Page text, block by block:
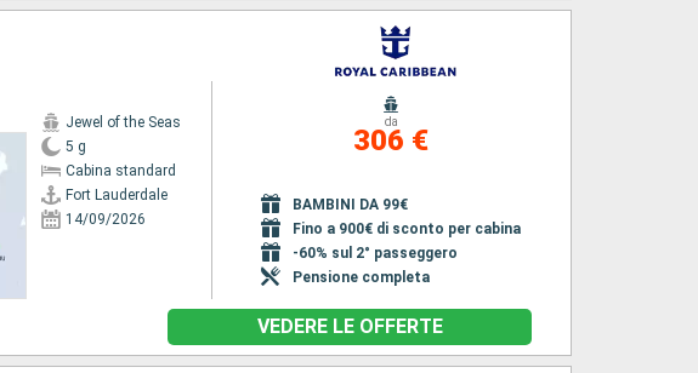
Jewel of the Seas
5 g
Cabina standard
Fort Lauderdale
14/09/2026
da
306 €
BAMBINI DA 99€
Fino a 900€ di sconto per cabina
-60% sul 2° passeggero
Pensione completa
VEDERE LE OFFERTE